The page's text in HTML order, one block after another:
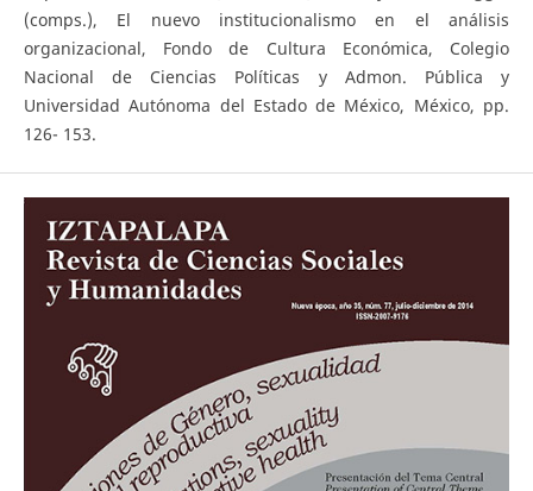
(comps.), El nuevo institucionalismo en el análisis
organizacional, Fondo de Cultura Económica, Colegio
Nacional de Ciencias Políticas y Admon. Pública y
Universidad Autónoma del Estado de México, México, pp.
126- 153.